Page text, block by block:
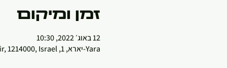
זמן ומיקום
12 באוג׳ 2022, 10:30
Yara-יארא, 1, Amir, 1214000, Israel